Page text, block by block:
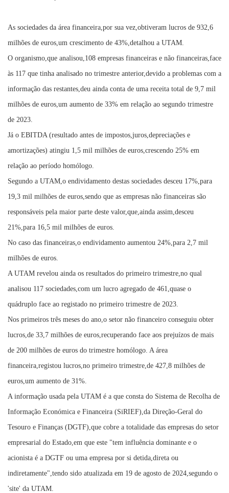
As sociedades da área financeira,por sua vez,obtiveram lucros de 932,6
milhões de euros,um crescimento de 43%,detalhou a UTAM.
O organismo,que analisou,108 empresas financeiras e não financeiras,face
às 117 que tinha analisado no trimestre anterior,devido a problemas com a
informação das restantes,deu ainda conta de uma receita total de 9,7 mil
milhões de euros,um aumento de 33% em relação ao segundo trimestre
de 2023.
Já o EBITDA (resultado antes de impostos,juros,depreciações e
amortizações) atingiu 1,5 mil milhões de euros,crescendo 25% em
relação ao período homólogo.
Segundo a UTAM,o endividamento destas sociedades desceu 17%,para
19,3 mil milhões de euros,sendo que as empresas não financeiras são
responsáveis pela maior parte deste valor,que,ainda assim,desceu
21%,para 16,5 mil milhões de euros.
No caso das financeiras,o endividamento aumentou 24%,para 2,7 mil
milhões de euros.
A UTAM revelou ainda os resultados do primeiro trimestre,no qual
analisou 117 sociedades,com um lucro agregado de 461,quase o
quádruplo face ao registado no primeiro trimestre de 2023.
Nos primeiros três meses do ano,o setor não financeiro conseguiu obter
lucros,de 33,7 milhões de euros,recuperando face aos prejuízos de mais
de 200 milhões de euros do trimestre homólogo. A área
financeira,registou lucros,no primeiro trimestre,de 427,8 milhões de
euros,um aumento de 31%.
A informação usada pela UTAM é a que consta do Sistema de Recolha de
Informação Económica e Financeira (SiRIEF),da Direção-Geral do
Tesouro e Finanças (DGTF),que cobre a totalidade das empresas do setor
empresarial do Estado,em que este "tem influência dominante e o
acionista é a DGTF ou uma empresa por si detida,direta ou
indiretamente",tendo sido atualizada em 19 de agosto de 2024,segundo o
'site' da UTAM.